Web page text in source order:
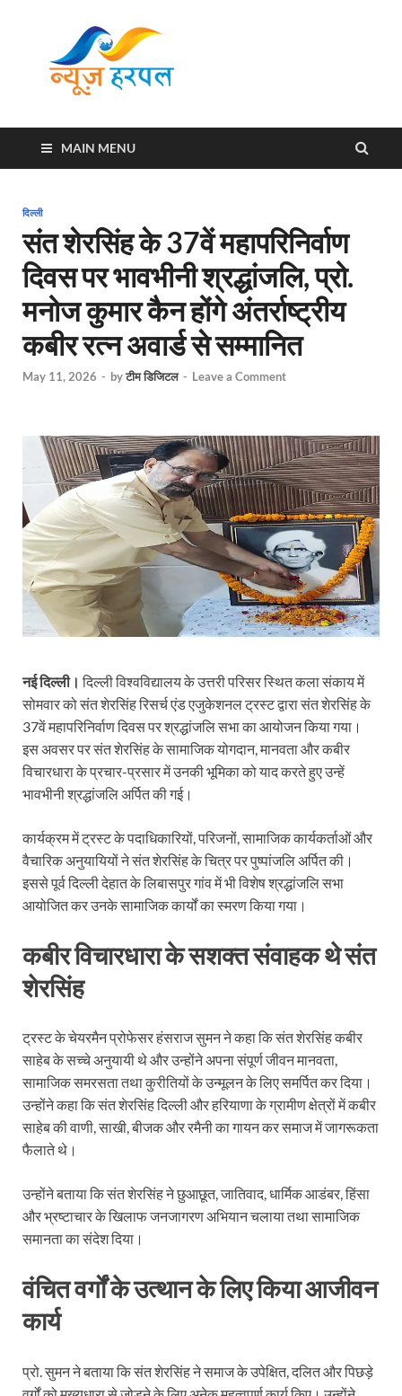
MAIN MENU
दिल्ली
संत शेरसिंह के 37वें महापरिनिर्वाण
दिवस पर भावभीनी श्रद्धांजलि, प्रो.
मनोज कुमार कैन होंगे अंतर्राष्ट्रीय
कबीर रत्न अवार्ड से सम्मानित
May 11, 2026 - byटीम डिजिटल - Leave a Comment
नई दिल्ली। दिल्ली विश्वविद्यालय के उत्तरी परिसर स्थित कला संकाय में
सोमवार को संत शेरसिंह रिसर्च एंड एजुकेशनल ट्रस्ट द्वारा संत शेरसिंह के
37वें महापरिनिर्वाण दिवस पर श्रद्धांजलि सभा का आयोजन किया गया।
इस अवसर पर संत शेरसिंह के सामाजिक योगदान, मानवता और कबीर
विचारधारा के प्रचार-प्रसार में उनकी भूमिका को याद करते हुए उन्हें
भावभीनी श्रद्धांजलि अर्पित की गई।
कार्यक्रम में ट्रस्ट के पदाधिकारियों, परिजनों, सामाजिक कार्यकर्ताओं और
वैचारिक अनुयायियों ने संत शेरसिंह के चित्र पर पुष्पांजलि अर्पित की।
इससे पूर्व दिल्ली देहात के लिबासपुर गांव में भी विशेष श्रद्धांजलि सभा
आयोजित कर उनके सामाजिक कार्यों का स्मरण किया गया।
कबीर विचारधारा के सशक्त संवाहक थे संत
शेरसिंह
ट्रस्ट के चेयरमैन प्रोफेसर हंसराज सुमन ने कहा कि संत शेरसिंह कबीर
साहेब के सच्चे अनुयायी थे और उन्होंने अपना संपूर्ण जीवन मानवता,
सामाजिक समरसता तथा कुरीतियों के उन्मूलन के लिए समर्पित कर दिया।
उन्होंने कहा कि संत शेरसिंह दिल्ली और हरियाणा के ग्रामीण क्षेत्रों में कबीर
साहेब की वाणी, साखी, बीजक और रमैनी का गायन कर समाज में जागरूकता
फैलाते थे।
उन्होंने बताया कि संत शेरसिंह ने छुआछूत, जातिवाद, धार्मिक आडंबर, हिंसा
और भ्रष्टाचार के खिलाफ जनजागरण अभियान चलाया तथा सामाजिक
समानता का संदेश दिया।
वंचित वर्गों के उत्थान के लिए किया आजीवन
कार्य
प्रो. सुमन ने बताया कि संत शेरसिंह ने समाज के उपेक्षित, दलित और पिछड़े